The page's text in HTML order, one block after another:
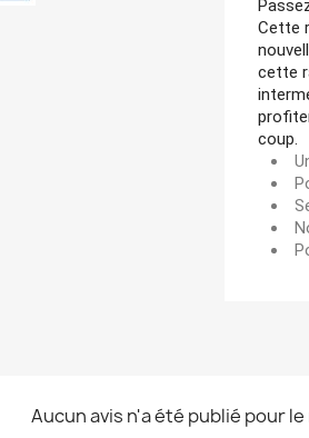
Cette
cette
coup.
Aucun avis n'a été publié pour